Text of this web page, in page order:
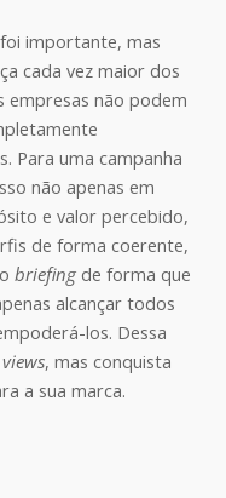
importante, mas
cada vez maior dos
empresas não podem
Para uma campanha
não apenas em
e valor percebido,
de forma coerente,
briefingde forma que
alcançar todos
los. Dessa
views, mas conquista
a sua marca.